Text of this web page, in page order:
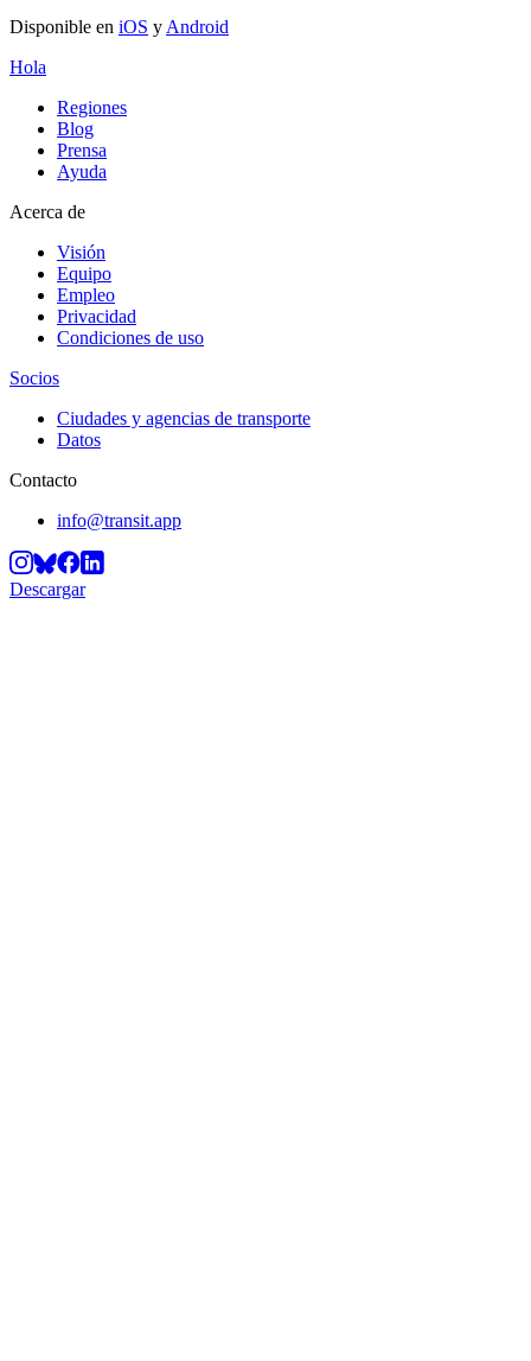
Disponible en iOS y Android
Hola
Regiones
Blog
Prensa
Ayuda
Acerca de
Visión
Equipo
Empleo
Privacidad
Condiciones de uso
Socios
Ciudades y agencias de transporte
Datos
Contacto
info@transit.app
Descargar